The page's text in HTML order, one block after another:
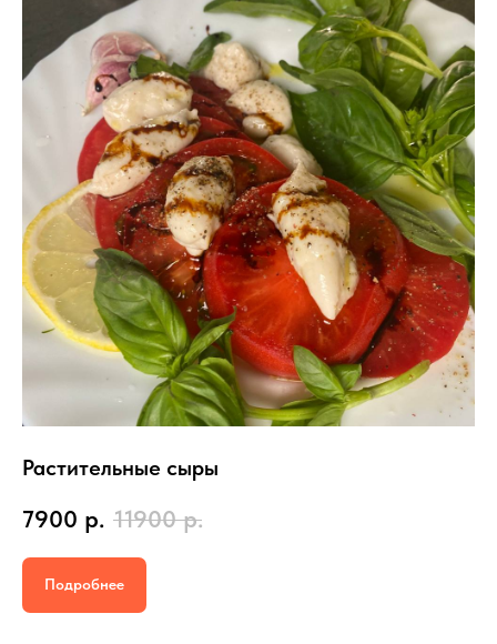
Растительные сыры
7900 р. 11900 р.
Подробнее